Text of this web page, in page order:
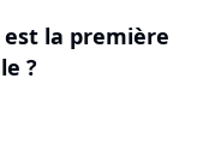
est la première
?